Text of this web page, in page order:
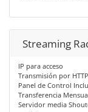
Streaming
IP para acceso
Transmisión por
Panel de Control
Transferencia
Servidor media